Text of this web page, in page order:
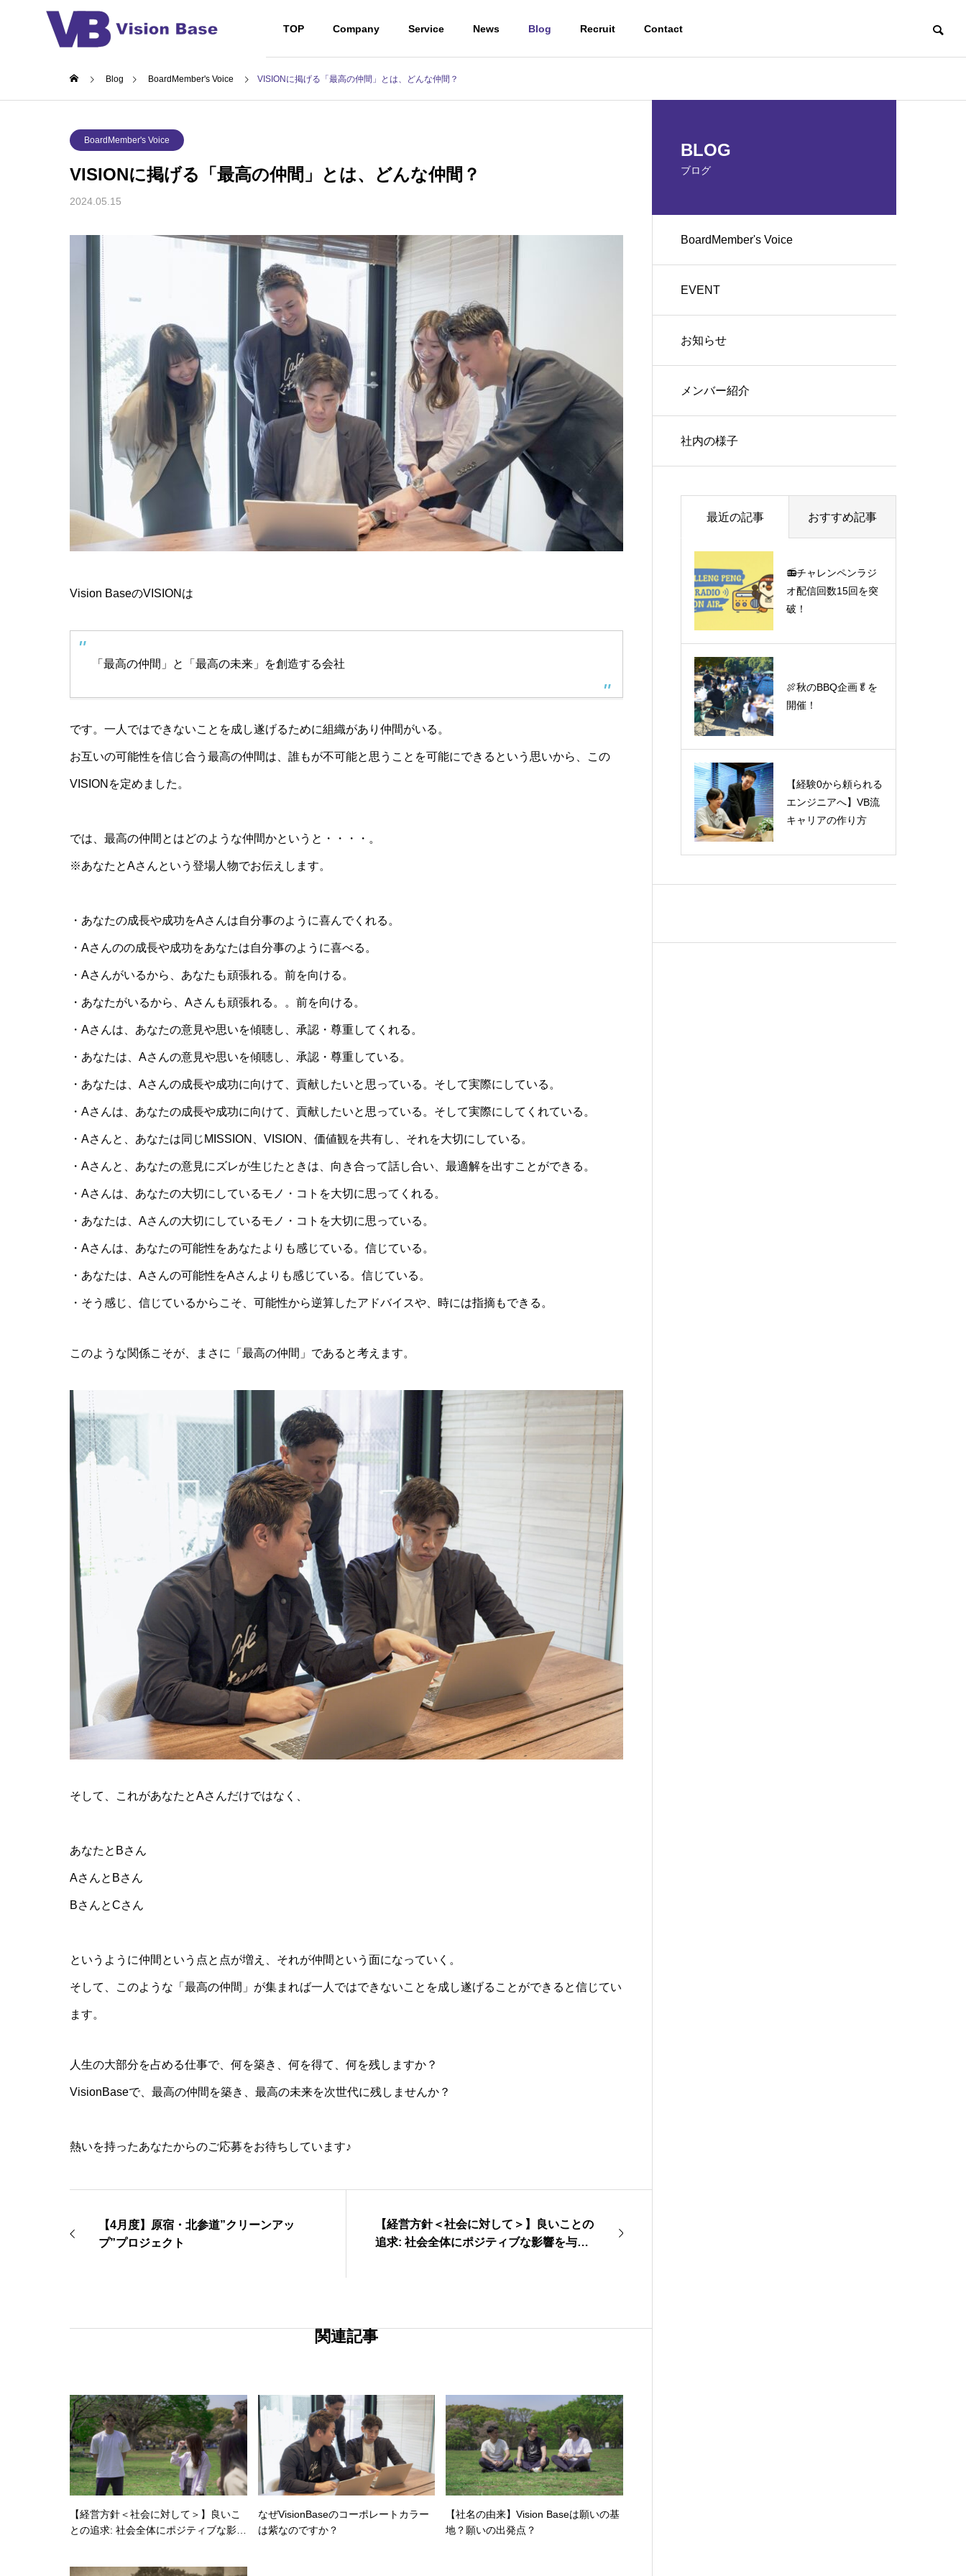
TOP Company Service News Blog Recruit Contact
OUTLINE
会社概要
CORPORATE MEMBER
コーポレートメンバー紹介
NEWS
SES/受託開発事業
System Engineering Service
ITコンサルティング/PM支
援事業
IT
Consulting/ProjectManagement
シリーズ」
TOP
📻チャレンペンラジオ配信回
数15回を突破！
🍖秋のBBQ企画🥬を開催！
【経験0から頼られるエンジニ
アへ】VB流キャリアの作り方
Blog BoardMember's Voice VISIONに掲げる「最高の仲間」とは、どんな仲間？
BoardMember's Voice
VISIONに掲げる「最高の仲間」とは、どんな仲間？
2024.05.15
Vision BaseのVISIONは
「最高の仲間」と「最高の未来」を創造する会社
です。一人ではできないことを成し遂げるために組織があり仲間がいる。
お互いの可能性を信じ合う最高の仲間は、誰もが不可能と思うことを可能にできるという思いから、この
VISIONを定めました。
では、最高の仲間とはどのような仲間かというと・・・・。
※あなたとAさんという登場人物でお伝えします。
・あなたの成長や成功をAさんは自分事のように喜んでくれる。
・Aさんのの成長や成功をあなたは自分事のように喜べる。
・Aさんがいるから、あなたも頑張れる。前を向ける。
・あなたがいるから、Aさんも頑張れる。。前を向ける。
・Aさんは、あなたの意見や思いを傾聴し、承認・尊重してくれる。
・あなたは、Aさんの意見や思いを傾聴し、承認・尊重している。
・あなたは、Aさんの成長や成功に向けて、貢献したいと思っている。そして実際にしている。
・Aさんは、あなたの成長や成功に向けて、貢献したいと思っている。そして実際にしてくれている。
・Aさんと、あなたは同じMISSION、VISION、価値観を共有し、それを大切にしている。
・Aさんと、あなたの意見にズレが生じたときは、向き合って話し合い、最適解を出すことができる。
・Aさんは、あなたの大切にしているモノ・コトを大切に思ってくれる。
・あなたは、Aさんの大切にしているモノ・コトを大切に思っている。
・Aさんは、あなたの可能性をあなたよりも感じている。信じている。
・あなたは、Aさんの可能性をAさんよりも感じている。信じている。
・そう感じ、信じているからこそ、可能性から逆算したアドバイスや、時には指摘もできる。
このような関係こそが、まさに「最高の仲間」であると考えます。
そして、これがあなたとAさんだけではなく、
あなたとBさん
AさんとBさん
BさんとCさん
というように仲間という点と点が増え、それが仲間という面になっていく。
そして、このような「最高の仲間」が集まれば一人ではできないことを成し遂げることができると信じてい
ます。
人生の大部分を占める仕事で、何を築き、何を得て、何を残しますか？
VisionBaseで、最高の仲間を築き、最高の未来を次世代に残しませんか？
熱いを持ったあなたからのご応募をお待ちしています♪
【4月度】原宿・北参道”クリーンアッ
プ”プロジェクト
【経営方針＜社会に対して＞】良いことの
追求: 社会全体にポジティブな影響を与え
関連記事
【経営方針＜社会に対して＞】良いこ
との追求: 社会全体にポジティブな影響
なぜVisionBaseのコーポレートカラー
は紫なのですか？
【社名の由来】Vision Baseは願いの基
地？願いの出発点？
BLOG
ブログ
BoardMember's Voice
EVENT
お知らせ
メンバー紹介
社内の様子
最近の記事 おすすめ記事
📻チャレンペンラジ
オ配信回数15回を突
破！
🍖秋のBBQ企画🥬を
開催！
【経験0から頼られる
エンジニアへ】VB流
キャリアの作り方
入社式の様子をお届
けします✨
ニア）に聞いてみた3
0の質問
たいさん（エンジニ
ア）に聞いてみた30
の質問✨